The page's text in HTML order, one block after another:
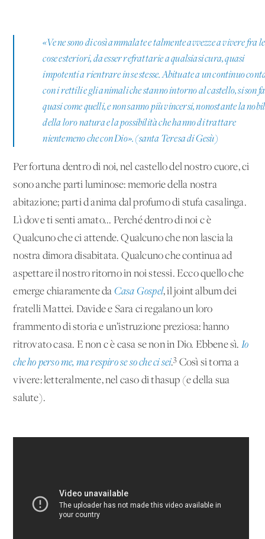
«Ve ne sono di così ammalate e talmente avvezze a vivere fra le
cose esteriori, da esser refrattarie a qualsiasi cura, quasi
impotenti a rientrare in se stesse. Abituate a un continuo
con i rettili e gli animali che stanno intorno al castello, si son
quasi come quelli, e non sanno più vincersi, nonostante la
della loro natura e la possibilità che hanno di trattare
nientemeno che con Dio». (santa Teresa di Gesù)
Per fortuna dentro di noi, nel castello del nostro cuore, ci
sono anche parti luminose: memorie della nostra
abitazione; parti d'anima dal profumo di stufa casalinga.
Lì dove ti senti amato... Perché dentro di noi c'è
Qualcuno che ci attende. Qualcuno che non lascia la
nostra dimora disabitata. Qualcuno che continua ad
aspettare il nostro ritorno in noi stessi. Ecco quello che
emerge chiaramente da Casa Gospel, il joint album dei
fratelli Mattei. Davide e Sara ci regalano un loro
frammento di storia e un’istruzione preziosa: hanno
ritrovato casa. E non c'è casa se non in Dio. Ebbene sì. Io
che ho perso me, ma respiro se so che ci sei.3 Così si torna a
vivere: letteralmente, nel caso di thasup (e della sua
salute).